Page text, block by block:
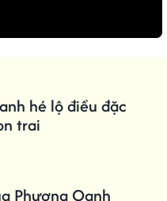
hé lộ điều đặc
trai
Phương Oanh